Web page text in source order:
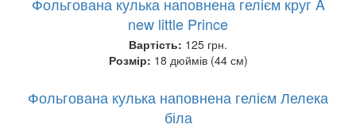
new little Prince
Вартість: 125 грн.
Розмір: 18 дюймів (44 см)
Фольгована кулька наповнена гелієм Лелека
біла